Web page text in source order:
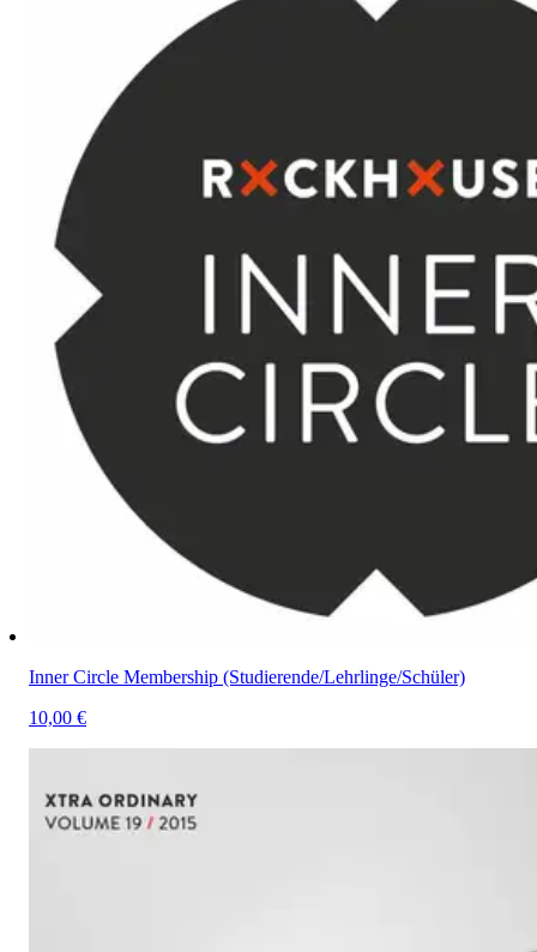
Inner Circle Membership (Studierende/Lehrlinge/Schüler)
10,00 €